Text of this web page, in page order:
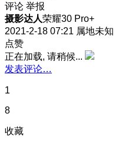
评论 举报
摄影达人荣耀30 Pro+
2021-2-18 07:21 属地未知
点赞
正在加载, 请稍候...
发表评论…
1
8
收藏